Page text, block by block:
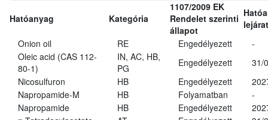
Hatóanyag Kategória
1107/2009 EK
Rendelet szerinti
állapot
Onion oil
RE Engedélyezett
-
Oleic acid (CAS 112-
80-1)
IN, AC, HB,
PG
Engedélyezett
31/
Nicosulfuron
HB Engedélyezett
Napropamide-M
HB Folyamatban
-
Napropamide
HB Engedélyezett